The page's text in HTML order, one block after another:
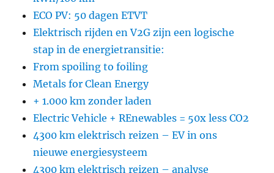
ECO PV: 50 dagen ETVT
Elektrisch rijden en V2G zijn een logische
stap in de energietransitie:
From spoiling to foiling
Metals for Clean Energy
+ 1.000 km zonder laden
Electric Vehicle + REnewables = 50x less CO2
4300 km elektrisch reizen – EV in ons
nieuwe energiesysteem
4300 km elektrisch reizen – analyse